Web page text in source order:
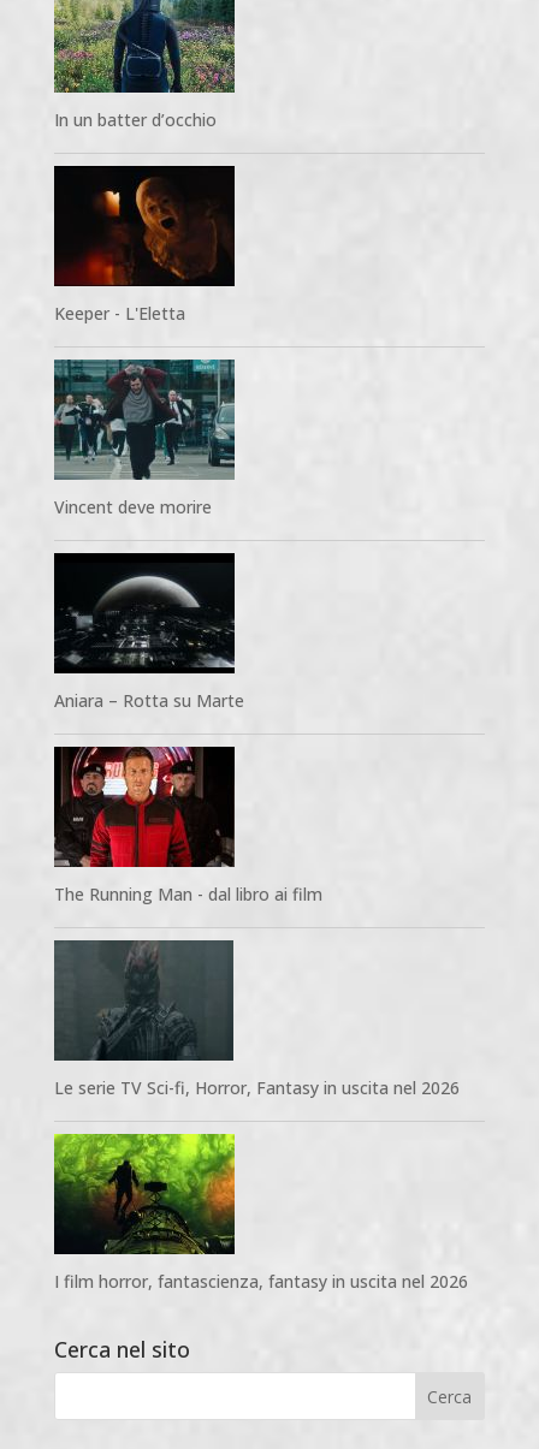
In un batter d’occhio
Keeper - L'Eletta
Vincent deve morire
Aniara – Rotta su Marte
The Running Man - dal libro ai film
Le serie TV Sci-fi, Horror, Fantasy in uscita nel 2026
I film horror, fantascienza, fantasy in uscita nel 2026
Cerca nel sito